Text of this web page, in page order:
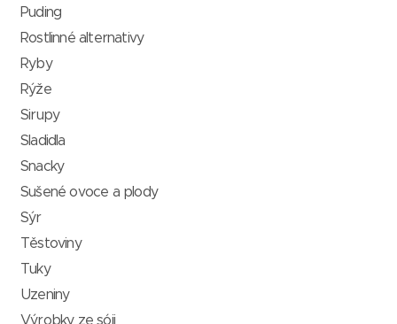
Puding
Rostlinné alternativy
Ryby
Rýže
Sirupy
Sladidla
Snacky
Sušené ovoce a plody
Sýr
Těstoviny
Tuky
Uzeniny
Výrobky ze sóji